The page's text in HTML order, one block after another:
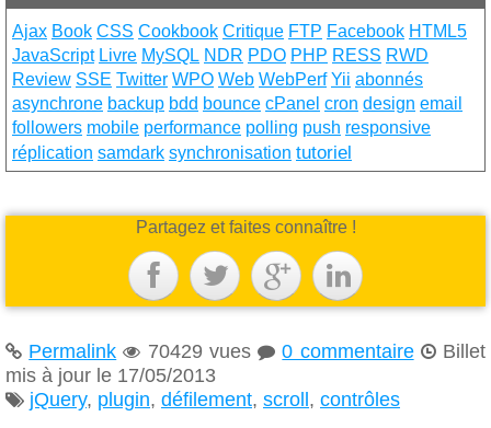
Ajax Book CSS Cookbook Critique FTP Facebook HTML5
JavaScript Livre MySQL NDR PDO PHP RESS RWD
Review SSE Twitter WPO Web WebPerf Yii abonnés
asynchrone backup bdd bounce cPanel cron design email
followers mobile performance polling push responsive
réplication samdark synchronisation tutoriel
Partagez et faites connaître !
   
 Permalink  70429 vues 0 commentaire Billet
mis à jour le 17/05/2013
 jQuery, plugin, défilement, scroll , contrôles